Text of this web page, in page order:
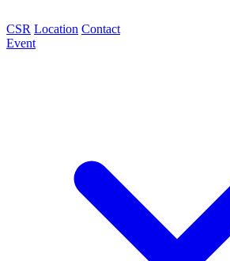
CSR Location Contact
Event